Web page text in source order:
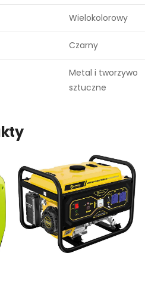
Wielokolorowy
Czarny
Metal i tworzywo
sztuczne